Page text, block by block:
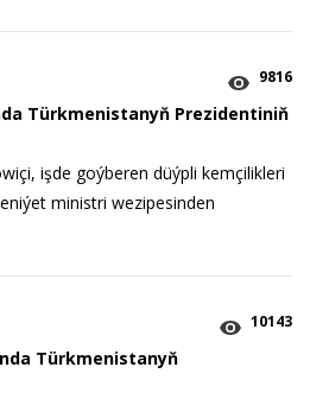
9816
Türkmenistanyň Prezidentiniň
işde goýberen düýpli kemçilikleri
ministri wezipesinden
10143
Türkmenistanyň